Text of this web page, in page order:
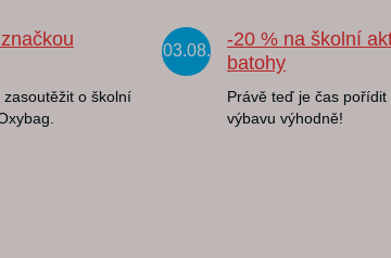
o školní
03.08.
-20 % na školní
batohy
Právě teď je čas pořídit
výbavu výhodně!